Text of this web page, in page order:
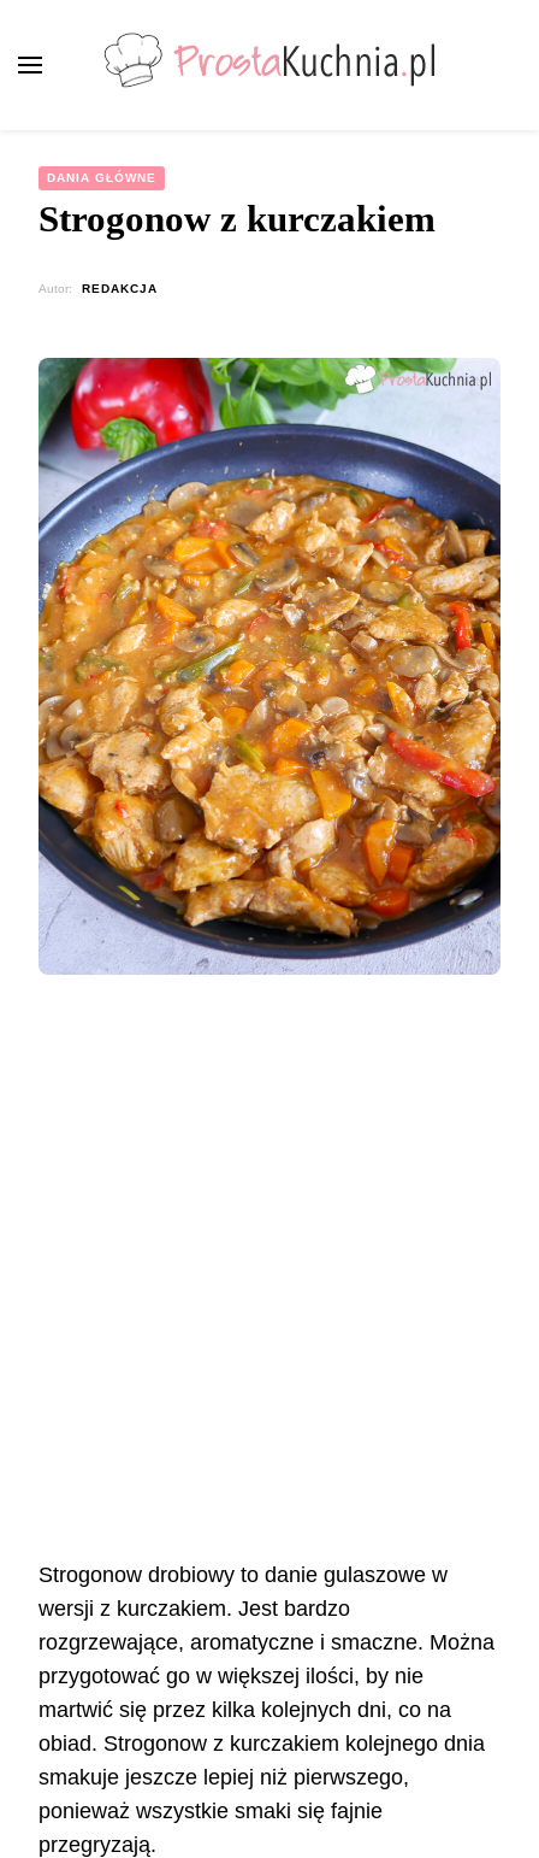
DANIA GŁÓWNE
Strogonow z kurczakiem
Autor: REDAKCJA
Strogonow drobiowy to danie gulaszowe w
wersji z kurczakiem. Jest bardzo
rozgrzewające, aromatyczne i smaczne. Można
przygotować go w większej ilości, by nie
martwić się przez kilka kolejnych dni, co na
obiad. Strogonow z kurczakiem kolejnego dnia
smakuje jeszcze lepiej niż pierwszego,
ponieważ wszystkie smaki się fajnie
przegryzają.